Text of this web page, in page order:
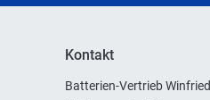
Kontakt
Batterien-Vertrieb Winfried